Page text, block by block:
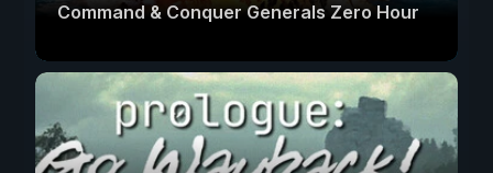
Command & Conquer Generals Zero Hour